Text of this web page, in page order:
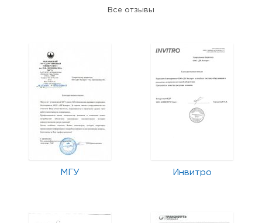
Все отзывы
МГУ Инвитро